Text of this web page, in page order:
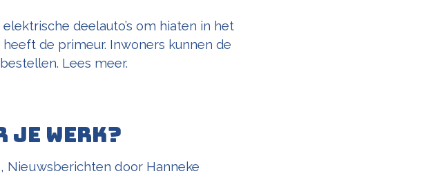
deelauto’s om hiaten in het
de primeur. Inwoners kunnen de
Lees meer.
je werk?
, Nieuwsberichten door Hanneke